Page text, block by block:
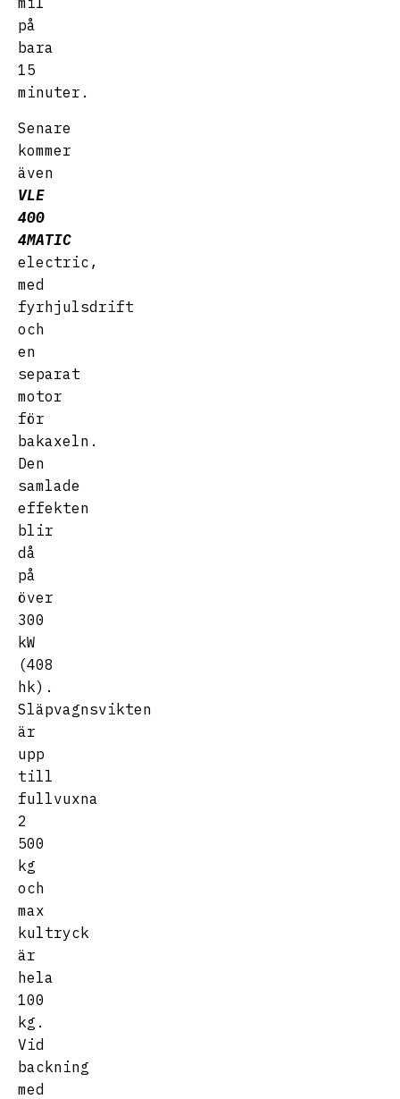
på
bara
15
minuter.
Senare
kommer
även
VLE
400
4MATIC
electric,
med
fyrhjulsdrift
och
en
separat
motor
för
bakaxeln.
Den
samlade
effekten
blir
då
på
över
300
kW
(408
hk).
Släpvagnsvikten
är
upp
till
fullvuxna
2
500
kg
och
max
kultryck
är
hela
100
kg.
Vid
backning
med